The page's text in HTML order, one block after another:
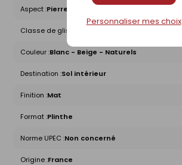
Personnaliser mes choix
Aspect :Pierre
Classe de glissance (R) :
Couleur :Blanc - Beige - Naturels
Destination :Sol intérieur
Finition :Mat
Format :Plinthe
Norme UPEC :Non concerné
Origine :France